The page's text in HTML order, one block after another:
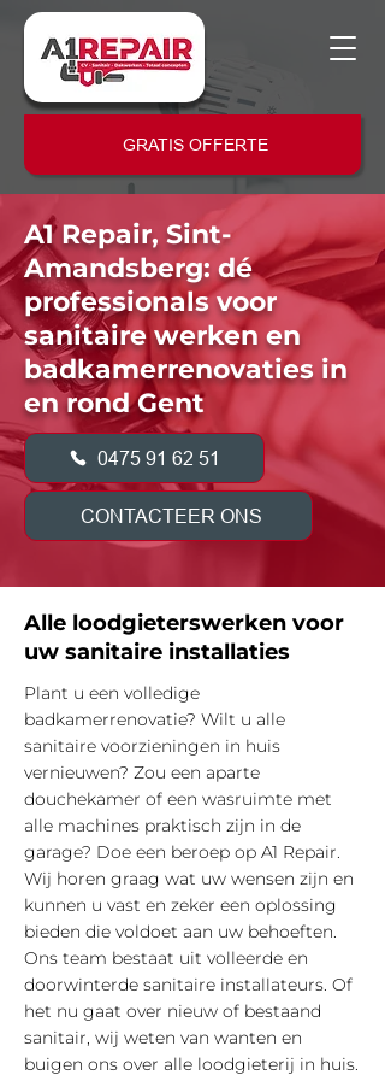
GRATIS OFFERTE
A1 Repair, Sint-
Amandsberg: dé
professionals voor
sanitaire werken en
badkamerrenovaties in
en rond Gent
0475 91 62 51
CONTACTEER ONS
Alle loodgieterswerken voor
uw sanitaire installaties
Plant u een volledige
badkamerrenovatie? Wilt u alle
sanitaire voorzieningen in huis
vernieuwen? Zou een aparte
douchekamer of een wasruimte met
alle machines praktisch zijn in de
garage? Doe een beroep op A1 Repair.
Wij horen graag wat uw wensen zijn en
kunnen u vast en zeker een oplossing
bieden die voldoet aan uw behoeften.
Ons team bestaat uit volleerde en
doorwinterde sanitaire installateurs. Of
het nu gaat over nieuw of bestaand
sanitair, wij weten van wanten en
buigen ons over alle loodgieterij in huis.